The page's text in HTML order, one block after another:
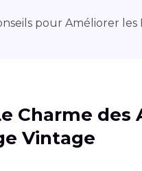
pour Améliorer
Charme
Vintage